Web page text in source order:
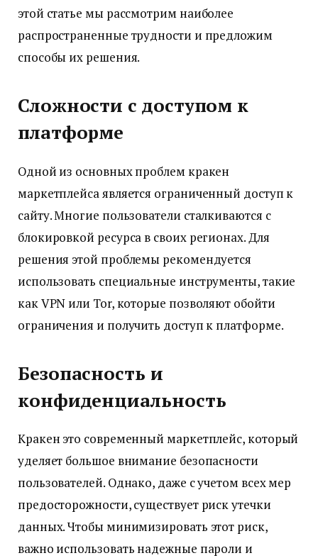
этой статье мы рассмотрим наиболее
распространенные трудности и предложим
способы их решения.
Сложности с доступом к
платформе
Одной из основных проблем кракен
маркетплейса является ограниченный доступ к
сайту. Многие пользователи сталкиваются с
блокировкой ресурса в своих регионах. Для
решения этой проблемы рекомендуется
использовать специальные инструменты, такие
как VPN или Tor, которые позволяют обойти
ограничения и получить доступ к платформе.
Безопасность и
конфиденциальность
Кракен это современный маркетплейс, который
уделяет большое внимание безопасности
пользователей. Однако, даже с учетом всех мер
предосторожности, существует риск утечки
данных. Чтобы минимизировать этот риск,
важно использовать надежные пароли и